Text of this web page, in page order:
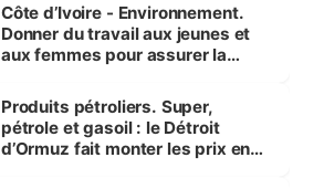
Côte d’Ivoire - Environnement.
Donner du travail aux jeunes et
aux femmes pour assurer la
menacées
Produits pétroliers. Super,
pétrole et gasoil : le Détroit
d’Ormuz fait monter les prix en